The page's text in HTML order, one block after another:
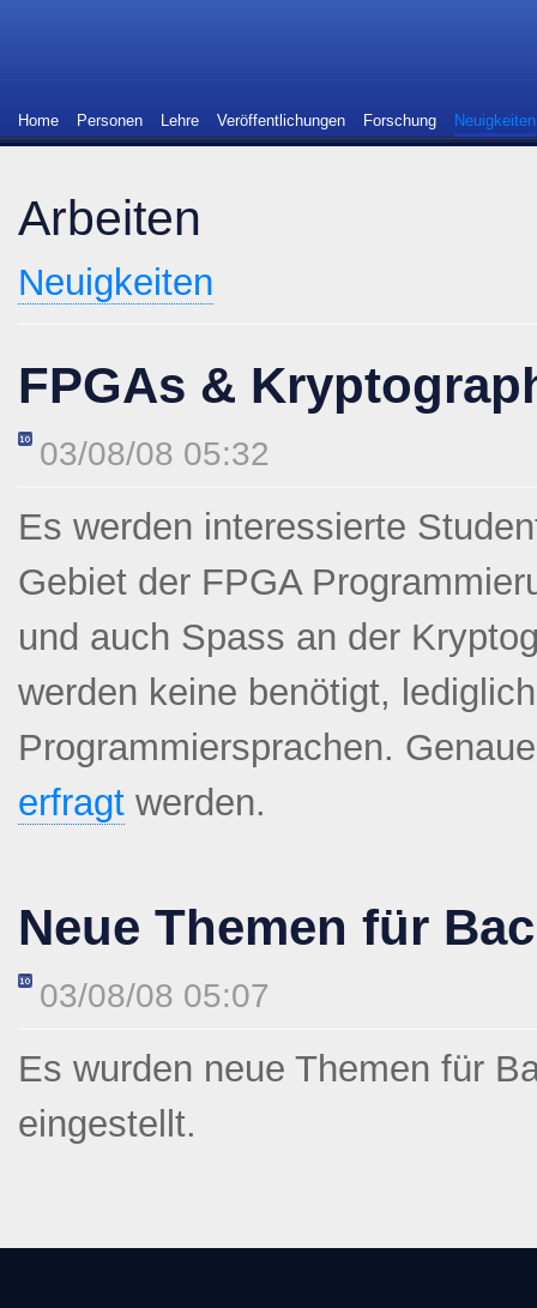
Home Personen Lehre Veröffentlichungen Forschung Neuigkeiten
Arbeiten
Neuigkeiten
FPGAs &
03/08/08 05:32
Es werden interessierte
Gebiet der FPGA
und auch Spass an der
werden keine benötigt,
Programmiersprachen.
erfragt werden.
Neue Themen für
03/08/08 05:07
Es wurden neue Themen für
eingestellt.